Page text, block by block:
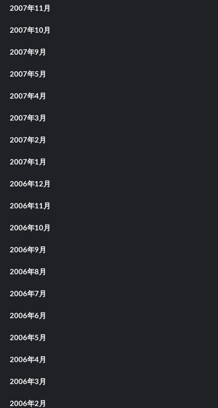
2007年11月
2007年10月
2007年9月
2007年5月
2007年4月
2007年3月
2007年2月
2007年1月
2006年12月
2006年11月
2006年10月
2006年9月
2006年8月
2006年7月
2006年6月
2006年5月
2006年4月
2006年3月
2006年2月